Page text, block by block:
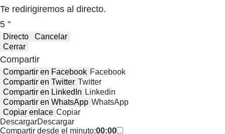
Te redirigiremos al directo.
5 "
Directo
Cancelar
Cerrar
Compartir
Compartir en Facebook Facebook
Compartir en Twitter Twitter
Compartir en LinkedIn Linkedin
Compartir en WhatsApp WhatsApp
Copiar enlace Copiar
DescargarDescargar
Compartir desde el minuto:00:00